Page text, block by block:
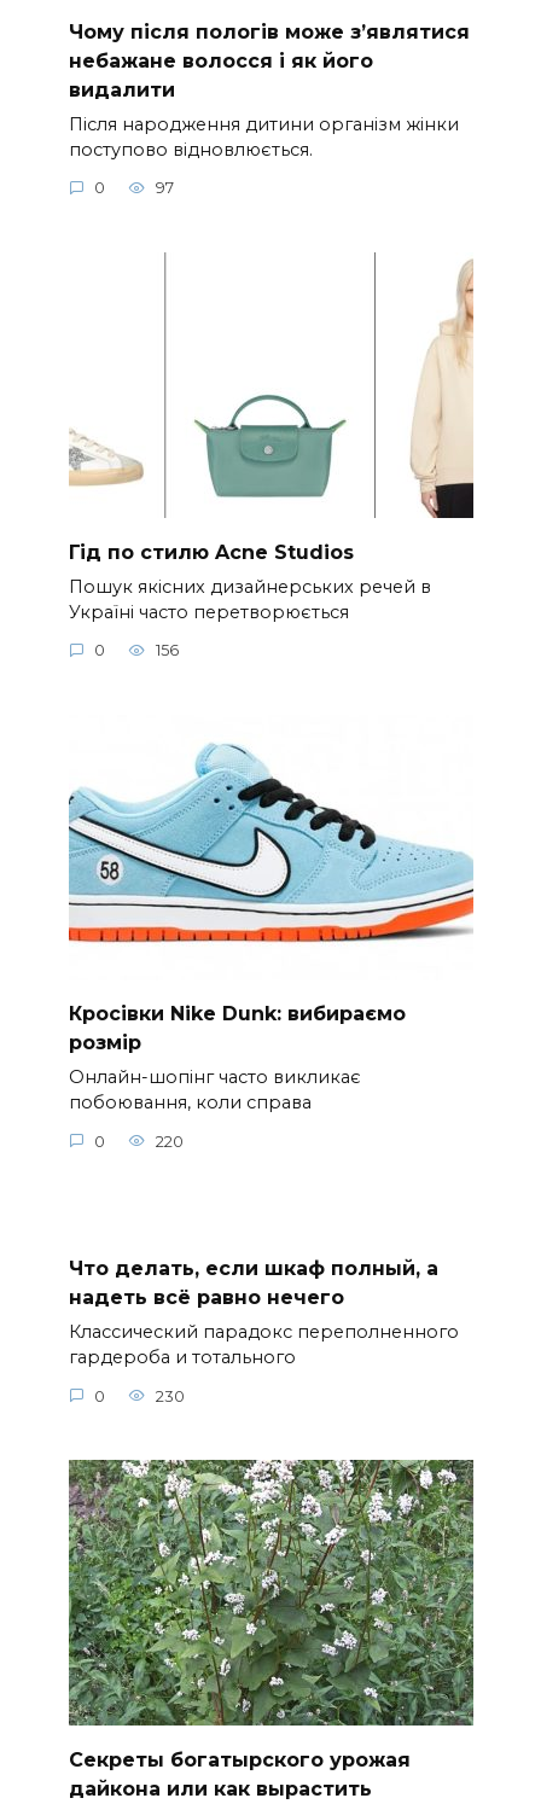
Чому після пологів може з’являтися
небажане волосся і як його
видалити
Після народження дитини організм жінки
поступово відновлюється.
0 97
Гід по стилю Acne Studios
Пошук якісних дизайнерських речей в
Україні часто перетворюється
0 156
Кросівки Nike Dunk: вибираємо
розмір
Онлайн-шопінг часто викликає
побоювання, коли справа
0 220
Что делать, если шкаф полный, а
надеть всё равно нечего
Классический парадокс переполненного
гардероба и тотального
0 230
Секреты богатырского урожая
дайкона или как вырастить